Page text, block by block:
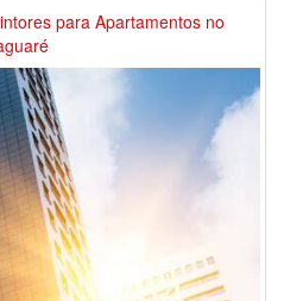
para Apartamentos no